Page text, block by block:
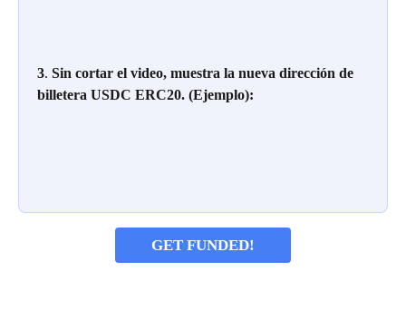
3. Sin cortar el video, muestra la nueva dirección de
billetera USDC ERC20. (Ejemplo):
GET FUNDED!